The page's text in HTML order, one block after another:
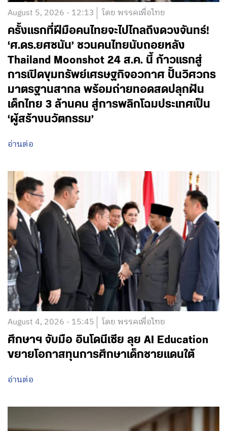
August 5, 2026 - 12:13 โดย พรรคเพื่อไทย
ครั้งแรกที่ฝีมือคนไทยจะไปไกลถึงดวงจันทร์!
‘ศ.ดร.ยศชนัน’ ชวนคนไทยนับถอยหลัง
Thailand Moonshot 24 ส.ค. นี้ ก้าวแรกสู่
การเปิดขุมทรัพย์เศรษฐกิจอวกาศ ปั้นวิศวกร
มาตรฐานสากล พร้อมถ่ายทอดสดปลุกฝัน
เด็กไทย 3 ล้านคน สู่การพลิกโฉมประเทศเป็น
‘ผู้สร้างนวัตกรรม’
อ่านต่อ
August 4, 2026 - 15:45 โดย พรรคเพื่อไทย
ศึกษาฯ จับมือ อินโดนีเซีย ลุย AI Education
ขยายโอกาสทุนการศึกษาเด็กชายแดนใต้
อ่านต่อ